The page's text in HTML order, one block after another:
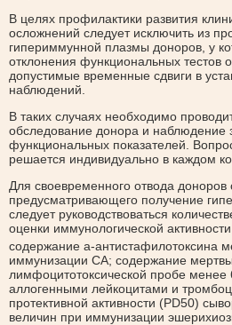
В целях профилактики развития
осложнений следует исключить из
гипериммунной плазмы доноров, у
отклонения функциональных
допустимые временные сдвиги в
наблюдений.
В таких случаях необходимо
обследование донора и наблюдение
функциональных показателей.
решается индивидуально в каждом
Для своевременного отвода доноров
предусматривающего получение
следует руководствоваться
оценки иммунологической
содержание а-антистафилотоксина
иммунизации СА; содержание
лимфоцитотоксической пробе
аллогенными лейкоцитами и
протективной активности (PD50)
величин при иммунизации